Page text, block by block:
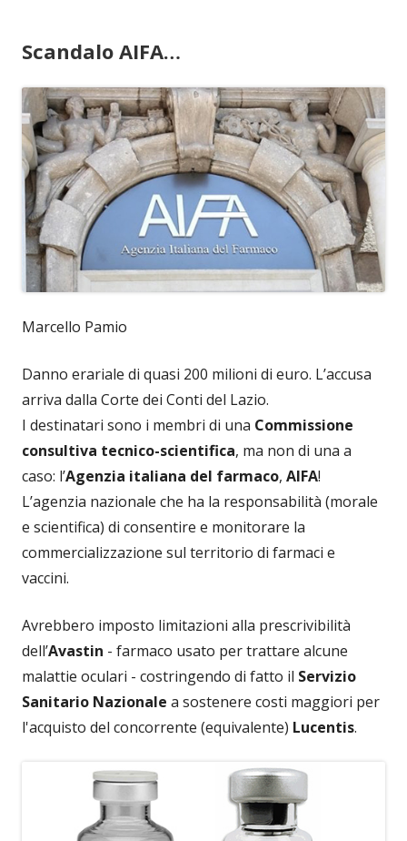
Scandalo AIFA…
Marcello Pamio
Danno erariale di quasi 200 milioni di euro. L’accusa
arriva dalla Corte dei Conti del Lazio.
I destinatari sono i membri di una Commissione
consultiva tecnico-scientifica, ma non di una a
caso: l’Agenzia italiana del farmaco, AIFA!
L’agenzia nazionale che ha la responsabilità (morale
e scientifica) di consentire e monitorare la
commercializzazione sul territorio di farmaci e
vaccini.
Avrebbero imposto limitazioni alla prescrivibilità
dell’Avastin - farmaco usato per trattare alcune
malattie oculari - costringendo di fatto il Servizio
Sanitario Nazionale a sostenere costi maggiori per
l'acquisto del concorrente (equivalente) Lucentis.